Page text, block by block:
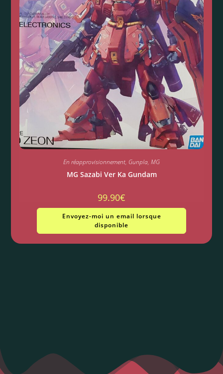
En réapprovisionnement, Gunpla, MG
MG Sazabi Ver Ka Gundam
99.90€
Envoyez-moi un email lorsque
disponible